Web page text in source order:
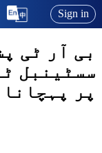
Sign in
بی آر ٹی
سسٹینبل
پر